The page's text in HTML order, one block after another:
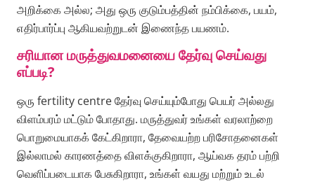
அறிக்கை அல்ல; அது ஒரு குடும்பத்தின் நம்பிக்கை, பயம்,
எதிர்பார்ப்பு ஆகியவற்றுடன் இணைந்த பயணம்.
சரியான மருத்துவமனையை தேர்வு செய்வது
எப்படி?
ஒரு fertility centre தேர்வு செய்யும்போது பெயர் அல்லது
விளம்பரம் மட்டும் போதாது. மருத்துவர் உங்கள் வரலாற்றை
பொறுமையாகக் கேட்கிறாரா, தேவையற்ற பரிசோதனைகள்
இல்லாமல் காரணத்தை விளக்குகிறாரா, ஆய்வக தரம் பற்றி
வெளிப்படையாக பேசுகிறாரா, உங்கள் வயது மற்றும் உடல்